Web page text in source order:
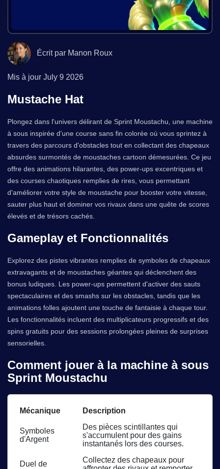
Écrit par Manon Roux
Mis à jour July 9 2026
Mustache Hat
Plongez dans l'univers délirant de Sprint Moustachu, une machine
à sous inspirée d'une course sans fin colorée où vous sprintez à
travers des parcours d'obstacles tout en collectant des chapeaux
absurdes surmontés de moustaches cartoon démesurées. Ce jeu
offre des animations hilarantes, des power-ups excentriques et
des courses chaotiques remplies de rires, vous permettant
d'améliorer votre style de moustache pour booster votre vitesse,
sauter plus haut et dominer vos rivaux dans une quête de scores
élevés et de trésors cachés.
Gameplay et Fonctionnalités
Explorez des pistes vibrantes remplies de symboles de chapeaux
extravagants et de moustaches géantes qui déclenchent des
bonus ludiques. Les power-ups permettent d'activer des sauts
spectaculaires et des smashs sur les obstacles, tandis que les
animations folles ajoutent une touche de fantaisie à chaque tour.
Les fonctionnalités incluent des multiplicateurs progressifs et des
spins gratuits pour des sessions prolongées pleines de surprises
sensorielles.
Comment jouer à la machine à sous
Sprint Moustachu
Mécanique Description
Symboles
d'Argent
Des pièces scintillantes qui
s'accumulent pour des gains
instantanés lors des courses.
Duel de
Collectez des chapeaux pour